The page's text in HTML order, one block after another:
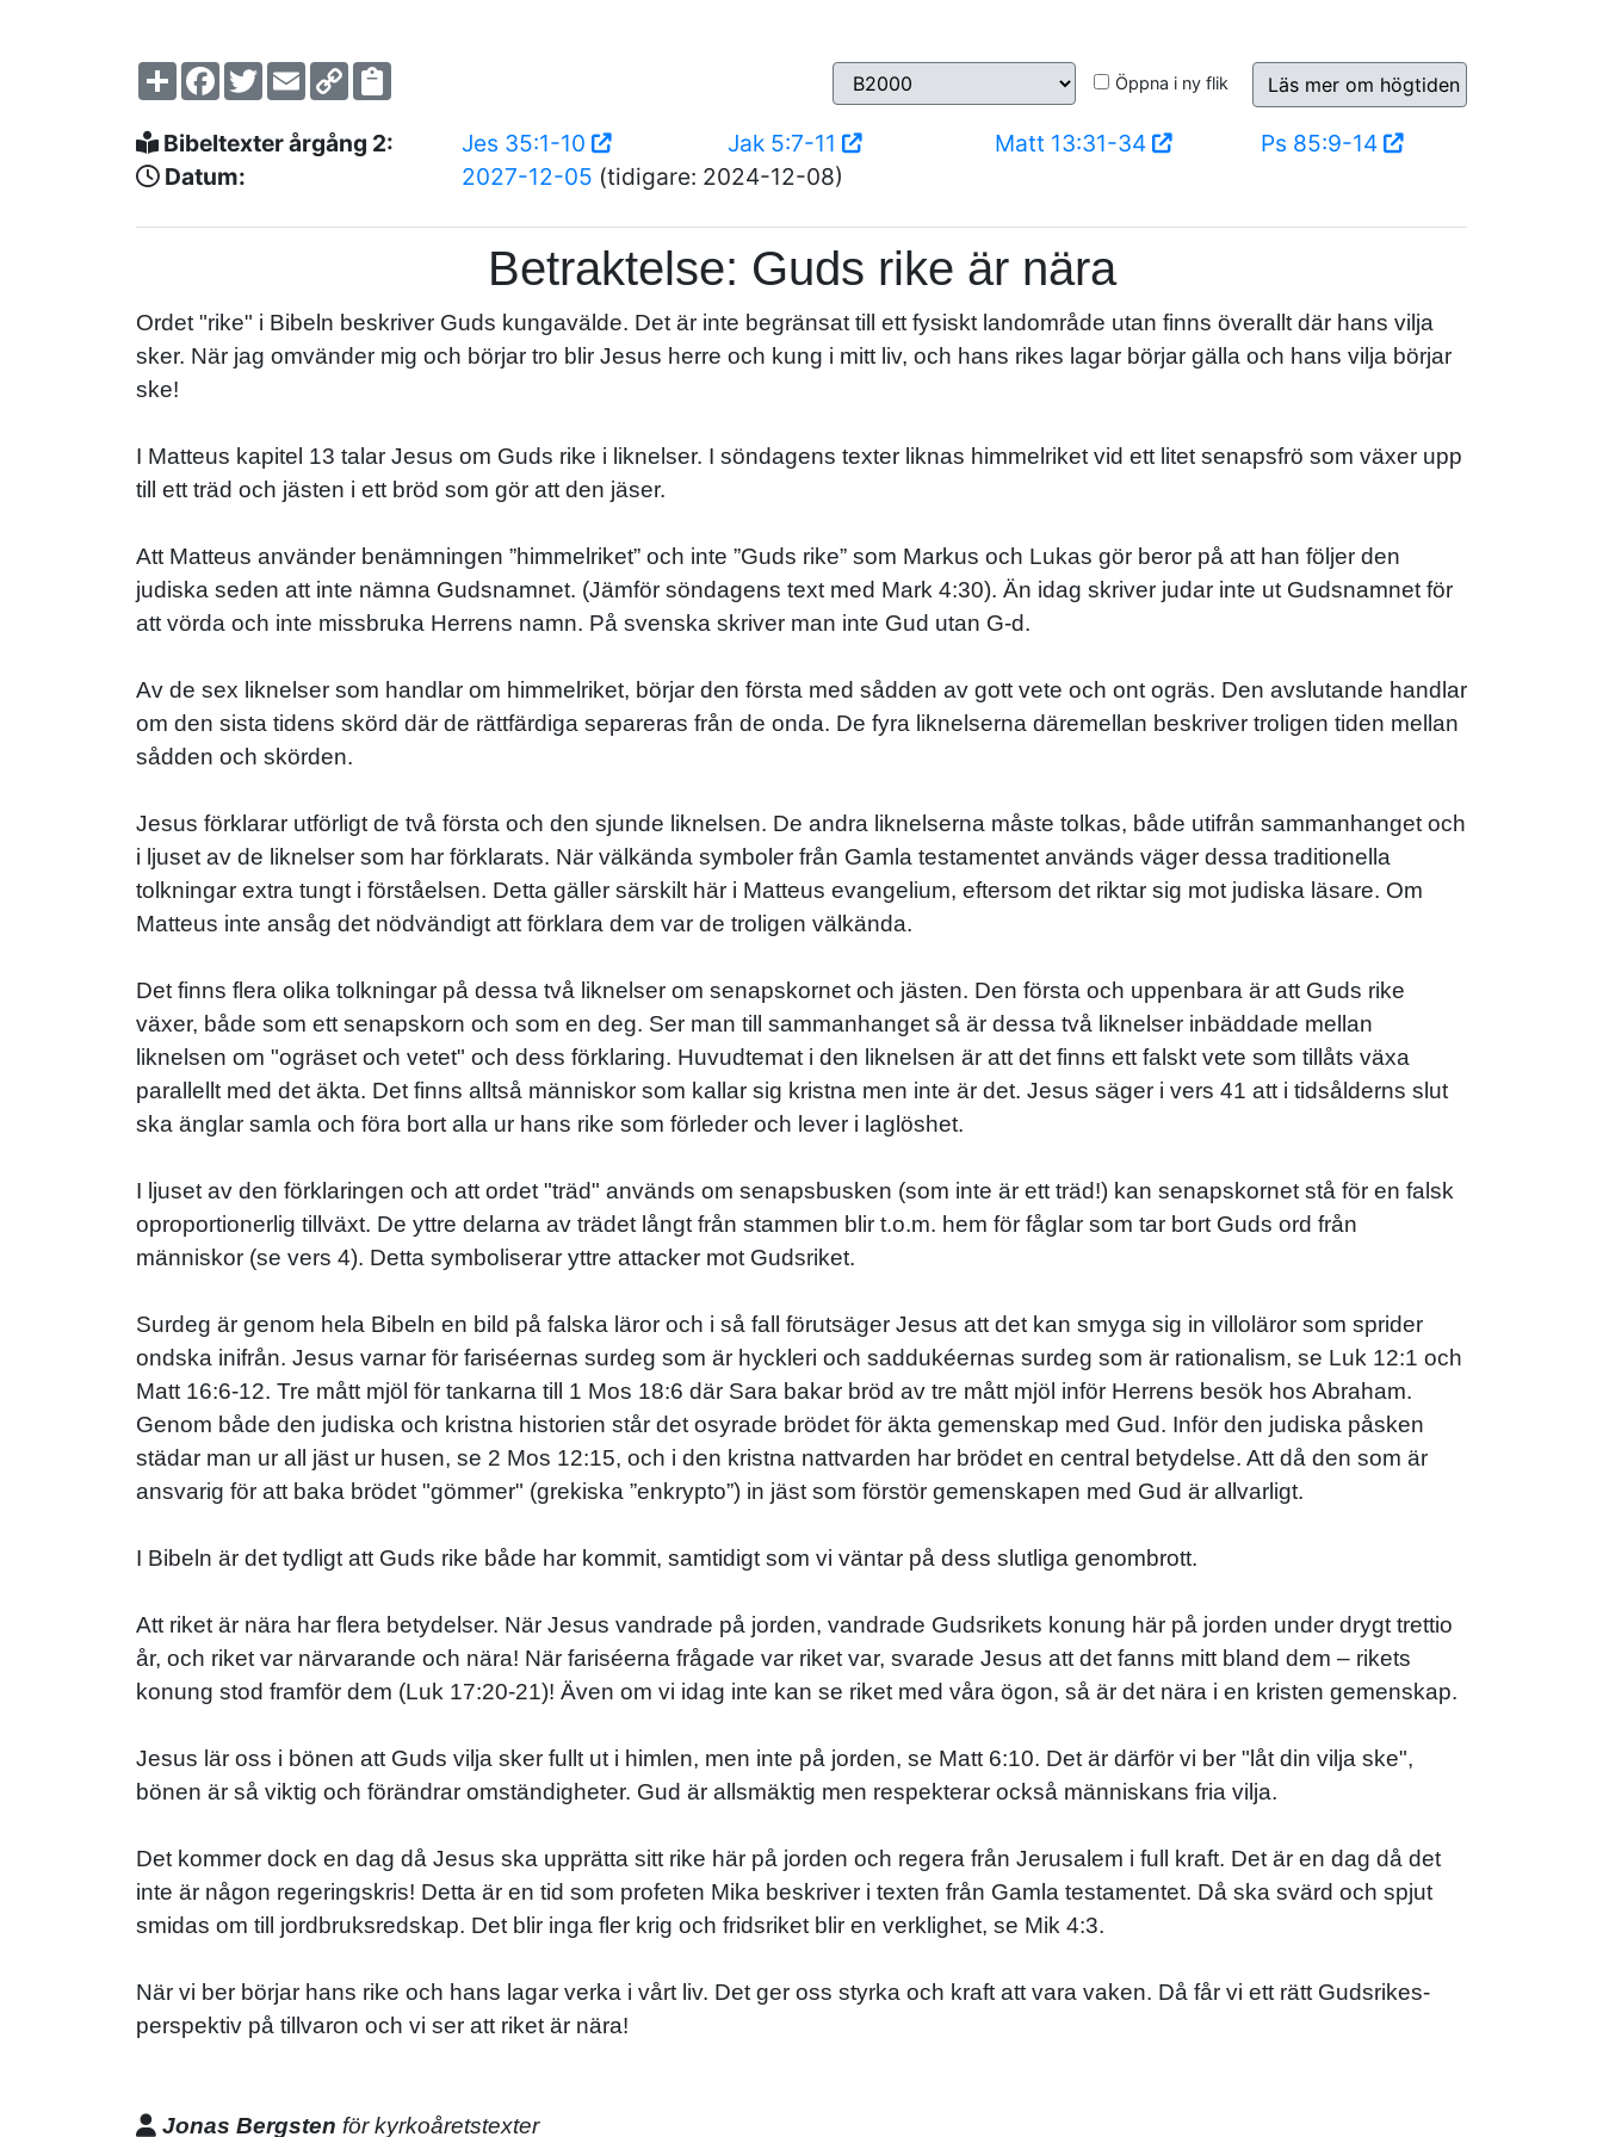
ShareFacebook
TwitterEmailCopy
Link Öppna i ny flik Läs mer om högtiden
Bibeltexter årgång 2: Jes 35:1-10 Jak 5:7-11 Matt 13:31-34
Ps 85:9-14
Datum:
2027-12-05 (tidigare: 2024-12-08)
Betraktelse: Guds rike är nära
Ordet "rike" i Bibeln beskriver Guds kungavälde. Det är inte begränsat till ett fysiskt landområde utan finns överallt där hans vilja
sker. När jag omvänder mig och börjar tro blir Jesus herre och kung i mitt liv, och hans rikes lagar börjar gälla och hans vilja börjar
ske!
I Matteus kapitel 13 talar Jesus om Guds rike i liknelser. I söndagens texter liknas himmelriket vid ett litet senapsfrö som växer upp
till ett träd och jästen i ett bröd som gör att den jäser.
Att Matteus använder benämningen ”himmelriket” och inte ”Guds rike” som Markus och Lukas gör beror på att han följer den
judiska seden att inte nämna Gudsnamnet. (Jämför söndagens text med Mark 4:30). Än idag skriver judar inte ut Gudsnamnet för
att vörda och inte missbruka Herrens namn. På svenska skriver man inte Gud utan G-d.
Av de sex liknelser som handlar om himmelriket, börjar den första med sådden av gott vete och ont ogräs. Den avslutande handlar
om den sista tidens skörd där de rättfärdiga separeras från de onda. De fyra liknelserna däremellan beskriver troligen tiden mellan
sådden och skörden.
Jesus förklarar utförligt de två första och den sjunde liknelsen. De andra liknelserna måste tolkas, både utifrån sammanhanget och
i ljuset av de liknelser som har förklarats. När välkända symboler från Gamla testamentet används väger dessa traditionella
tolkningar extra tungt i förståelsen. Detta gäller särskilt här i Matteus evangelium, eftersom det riktar sig mot judiska läsare. Om
Matteus inte ansåg det nödvändigt att förklara dem var de troligen välkända.
Det finns flera olika tolkningar på dessa två liknelser om senapskornet och jästen. Den första och uppenbara är att Guds rike
växer, både som ett senapskorn och som en deg. Ser man till sammanhanget så är dessa två liknelser inbäddade mellan
liknelsen om "ogräset och vetet" och dess förklaring. Huvudtemat i den liknelsen är att det finns ett falskt vete som tillåts växa
parallellt med det äkta. Det finns alltså människor som kallar sig kristna men inte är det. Jesus säger i vers 41 att i tidsålderns slut
ska änglar samla och föra bort alla ur hans rike som förleder och lever i laglöshet.
I ljuset av den förklaringen och att ordet "träd" används om senapsbusken (som inte är ett träd!) kan senapskornet stå för en falsk
oproportionerlig tillväxt. De yttre delarna av trädet långt från stammen blir t.o.m. hem för fåglar som tar bort Guds ord från
människor (se vers 4). Detta symboliserar yttre attacker mot Gudsriket.
Surdeg är genom hela Bibeln en bild på falska läror och i så fall förutsäger Jesus att det kan smyga sig in villoläror som sprider
ondska inifrån. Jesus varnar för fariséernas surdeg som är hyckleri och saddukéernas surdeg som är rationalism, se Luk 12:1 och
Matt 16:6-12. Tre mått mjöl för tankarna till 1 Mos 18:6 där Sara bakar bröd av tre mått mjöl inför Herrens besök hos Abraham.
Genom både den judiska och kristna historien står det osyrade brödet för äkta gemenskap med Gud. Inför den judiska påsken
städar man ur all jäst ur husen, se 2 Mos 12:15, och i den kristna nattvarden har brödet en central betydelse. Att då den som är
ansvarig för att baka brödet "gömmer" (grekiska ”enkrypto”) in jäst som förstör gemenskapen med Gud är allvarligt.
I Bibeln är det tydligt att Guds rike både har kommit, samtidigt som vi väntar på dess slutliga genombrott.
Att riket är nära har flera betydelser. När Jesus vandrade på jorden, vandrade Gudsrikets konung här på jorden under drygt trettio
år, och riket var närvarande och nära! När fariséerna frågade var riket var, svarade Jesus att det fanns mitt bland dem – rikets
konung stod framför dem (Luk 17:20-21)! Även om vi idag inte kan se riket med våra ögon, så är det nära i en kristen gemenskap.
Jesus lär oss i bönen att Guds vilja sker fullt ut i himlen, men inte på jorden, se Matt 6:10. Det är därför vi ber "låt din vilja ske",
bönen är så viktig och förändrar omständigheter. Gud är allsmäktig men respekterar också människans fria vilja.
Det kommer dock en dag då Jesus ska upprätta sitt rike här på jorden och regera från Jerusalem i full kraft. Det är en dag då det
inte är någon regeringskris! Detta är en tid som profeten Mika beskriver i texten från Gamla testamentet. Då ska svärd och spjut
smidas om till jordbruksredskap. Det blir inga fler krig och fridsriket blir en verklighet, se Mik 4:3.
När vi ber börjar hans rike och hans lagar verka i vårt liv. Det ger oss styrka och kraft att vara vaken. Då får vi ett rätt Gudsrikes-
perspektiv på tillvaron och vi ser att riket är nära!
Jonas Bergsten för kyrkoåretstexter